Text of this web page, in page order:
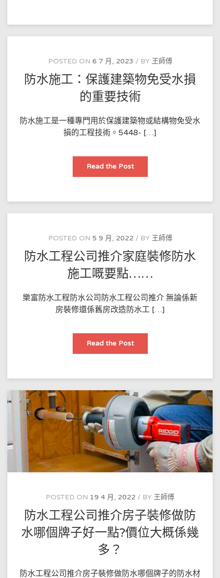
防
程
工
費
詳
解
POSTED ON 6 7 月, 2023 BY 王師傅
防水施工：保護建築物免受水損
的重要技術
防水施工是一種專門用於保護建築物或結構物免受水
損的工程技術。5448- […]
Read the Post防
施
護
築
受
水
的
重
技
POSTED ON 5 9 月, 2022 BY 王師傅
防水工程公司推介家庭裝修防水
施工嘅要點……
樂富防水工程防水公司防水工程公司推介 無論係新
房裝修還係舊房改造防水工 […]
Read the Post防
工
司
介
家
庭
裝
修
防
水
施
工
嘅
要
點……
POSTED ON 19 4 月, 2022 BY 王師傅
防水工程公司推介房子裝修做防
水哪個牌子好一點?價位大概係幾
多？
防水工程公司推介房子裝修做防水哪個牌子的防水材